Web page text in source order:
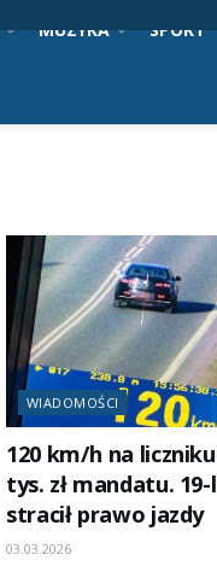
MUZYKA SPORT
WIADOMOŚCI
120 km/h na
tys. zł mandatu.
stracił prawo jazdy
03.03.2026